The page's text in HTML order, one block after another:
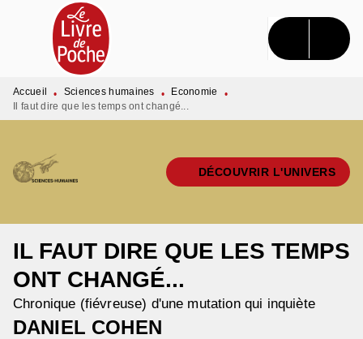
MENU RECHERCHE CONTENU
PIED DE PAGE
Accueil • Sciences humaines • Economie
•
Il faut dire que les temps ont changé...
DÉCOUVRIR L'UNIVERS
IL FAUT DIRE QUE LES TEMPS
ONT CHANGÉ...
Chronique (fiévreuse) d'une mutation qui inquiète
DANIEL COHEN